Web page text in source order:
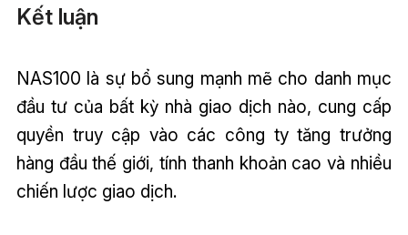
Kết luận
NAS100 là sự bổ sung mạnh mẽ cho danh mục
đầu tư của bất kỳ nhà giao dịch nào, cung cấp
quyền truy cập vào các công ty tăng trưởng
hàng đầu thế giới, tính thanh khoản cao và nhiều
chiến lược giao dịch.